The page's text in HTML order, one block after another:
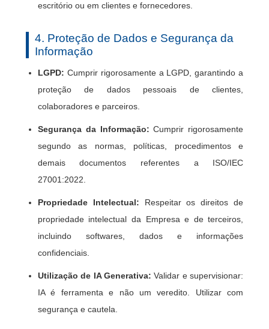
escritório ou em clientes e fornecedores.
4. Proteção de Dados e Segurança da
Informação
LGPD: Cumprir rigorosamente a LGPD, garantindo a
proteção de dados pessoais de clientes,
colaboradores e parceiros.
Segurança da Informação: Cumprir rigorosamente
segundo as normas, políticas, procedimentos e
demais documentos referentes a ISO/IEC
27001:2022.
Propriedade Intelectual: Respeitar os direitos de
propriedade intelectual da Empresa e de terceiros,
incluindo softwares, dados e informações
confidenciais.
Utilização de IA Generativa: Validar e supervisionar:
IA é ferramenta e não um veredito. Utilizar com
segurança e cautela.